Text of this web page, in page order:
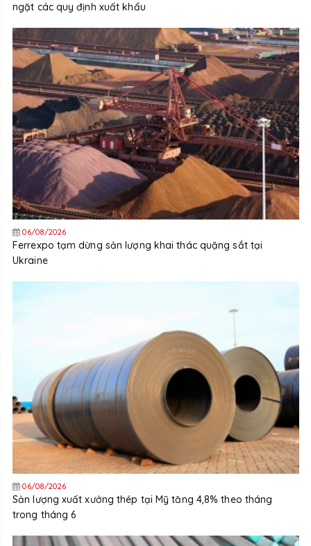
ngặt các quy định xuất khẩu
06/08/2026
Ferrexpo tạm dừng sản lượng khai thác quặng sắt tại
Ukraine
06/08/2026
Sản lượng xuất xưởng thép tại Mỹ tăng 4,8% theo tháng
trong tháng 6